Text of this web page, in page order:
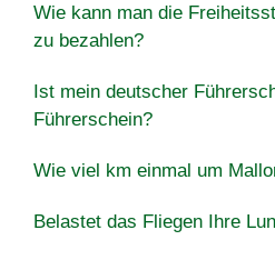
Wie kann man die
zu bezahlen?
Ist mein deutscher
Führerschein?
Wie viel km einmal um
Belastet das Fliegen Ihre